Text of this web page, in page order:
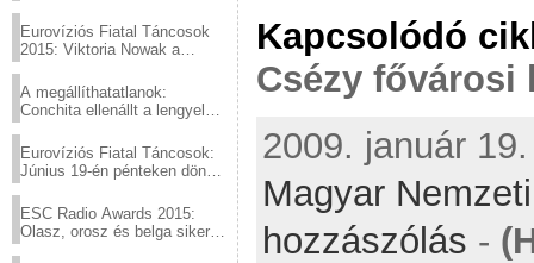
Eurovíziós Fiatal Táncosok
2015: Viktoria Nowak a
A megállíthatatlanok:
Conchita ellenállt a lengyel
Eurovíziós Fiatal Táncosok:
Június 19-én pénteken döntő
ESC Radio Awards 2015:
Olasz, orosz és belga siker,
Kapcsolódó
Csézy
2009. január
Magyar
hozzászólás -